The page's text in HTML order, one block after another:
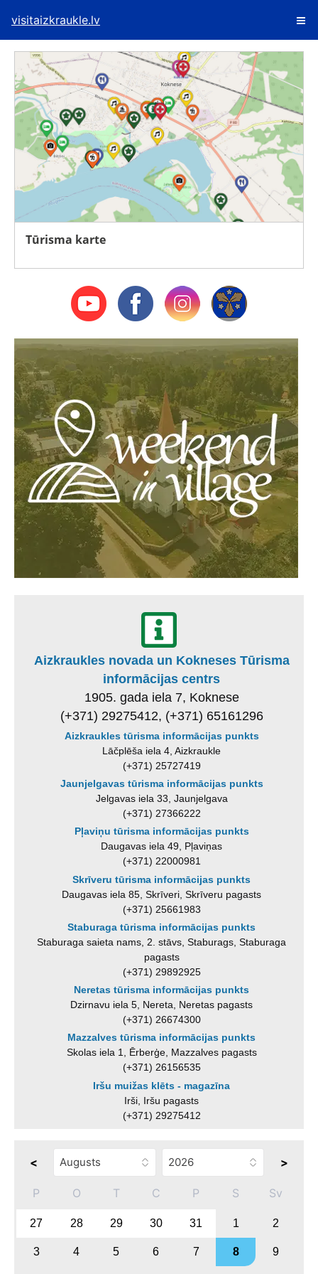
visitaizkraukle.lv
Tūrisma karte
Aizkraukles novada un Kokneses Tūrisma
informācijas centrs
1905. gada iela 7, Koknese
(+371) 29275412, (+371) 65161296
Aizkraukles tūrisma informācijas punkts
Lāčplēša iela 4, Aizkraukle
(+371) 25727419
Jaunjelgavas tūrisma informācijas punkts
Jelgavas iela 33, Jaunjelgava
(+371) 27366222
Pļaviņu tūrisma informācijas punkts
Daugavas iela 49, Pļaviņas
(+371) 22000981
Skrīveru tūrisma informācijas punkts
Daugavas iela 85, Skrīveri, Skrīveru pagasts
(+371) 25661983
Staburaga tūrisma informācijas punkts
Staburaga saieta nams, 2. stāvs, Staburags, Staburaga
pagasts
(+371) 29892925
Neretas tūrisma informācijas punkts
Dzirnavu iela 5, Nereta, Neretas pagasts
(+371) 26674300
Mazzalves tūrisma informācijas punkts
Skolas iela 1, Ērberģe, Mazzalves pagasts
(+371) 26156535
Iršu muižas klēts - magazīna
Irši, Iršu pagasts
(+371) 29275412
< >
P O T C P S Sv
27 28 29 30 31 1 2
3 4 5 6 7 8 9